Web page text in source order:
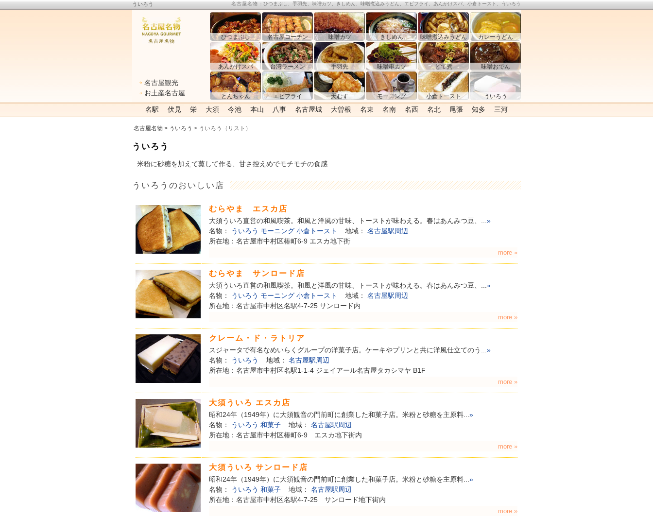
ういろう 名古屋名物 ：ひつまぶし、手羽先、味噌カツ、きしめん、味噌煮込みうどん、エビフライ、あんかけスパ、小倉トースト、ういろう
名古屋名物
ひつまぶし 名古屋コーチン 味噌カツ きしめん 味噌煮込みうどん カレーうどん
あんかけスパ 台湾ラーメン 手羽先 味噌串カツ どて煮 味噌おでん
とんちゃん エビフライ 天むす モーニング 小倉トースト ういろう
名古屋観光
お土産名古屋
名駅 伏見 栄 大須 今池 本山 八事 名古屋城 大曽根 名東 名南 名西 名北 尾張 知多 三河
名古屋名物 > ういろう > ういろう（リスト）
ういろう
米粉に砂糖を加えて蒸して作る、甘さ控えめでモチモチの食感
ういろうのおいしい店
むらやま エスカ店
大須ういろ直営の和風喫茶。和風と洋風の甘味、トーストが味わえる。春はあんみつ豆、... »
名物：
ういろう モーニング 小倉トースト 地域： 名古屋駅周辺
所在地：名古屋市中村区椿町6-9 エスカ地下街
more »
むらやま サンロード店
大須ういろ直営の和風喫茶。和風と洋風の甘味、トーストが味わえる。春はあんみつ豆、... »
名物：
ういろう モーニング 小倉トースト 地域： 名古屋駅周辺
所在地：名古屋市中村区名駅4-7-25 サンロード内
more »
クレーム・ド・ラトリア
スジャータで有名なめいらくグループの洋菓子店。ケーキやプリンと共に洋風仕立てのう... »
名物：
ういろう 地域： 名古屋駅周辺
所在地：名古屋市中村区名駅1-1-4 ジェイアール名古屋タカシマヤ B1F
more »
大須ういろ エスカ店
昭和24年（1949年）に大須観音の門前町に創業した和菓子店。米粉と砂糖を主原料... »
名物：
ういろう 和菓子 地域： 名古屋駅周辺
所在地：名古屋市中村区椿町6-9 エスカ地下街内
more »
大須ういろ サンロード店
昭和24年（1949年）に大須観音の門前町に創業した和菓子店。米粉と砂糖を主原料... »
名物：
ういろう 和菓子 地域： 名古屋駅周辺
所在地：名古屋市中村区名駅4-7-25 サンロード地下街内
more »